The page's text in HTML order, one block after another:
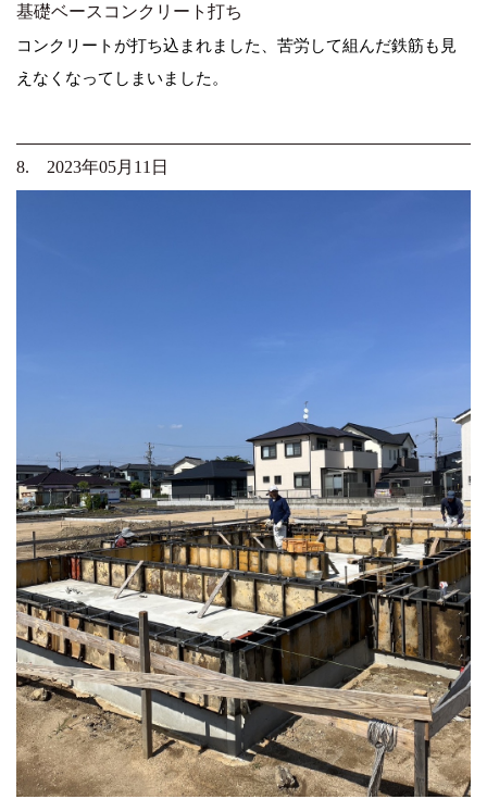
基礎ベースコンクリート打ち
コンクリートが打ち込まれました、苦労して組んだ鉄筋も見
えなくなってしまいました。
8. 2023年05月11日